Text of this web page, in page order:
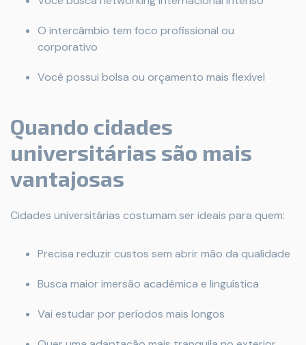
O intercâmbio tem foco profissional ou
corporativo
Você possui bolsa ou orçamento mais flexível
Quando cidades
universitárias são mais
vantajosas
Cidades universitárias costumam ser ideais para quem:
Precisa reduzir custos sem abrir mão da qualidade
Busca maior imersão acadêmica e linguística
Vai estudar por períodos mais longos